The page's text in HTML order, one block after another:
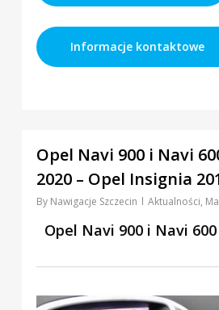
Informacje kontaktowe
Opel Navi 900 i Navi
2020 – Opel Insignia
By Nawigacje Szczecin Aktualności,
Opel Navi 900 i Navi